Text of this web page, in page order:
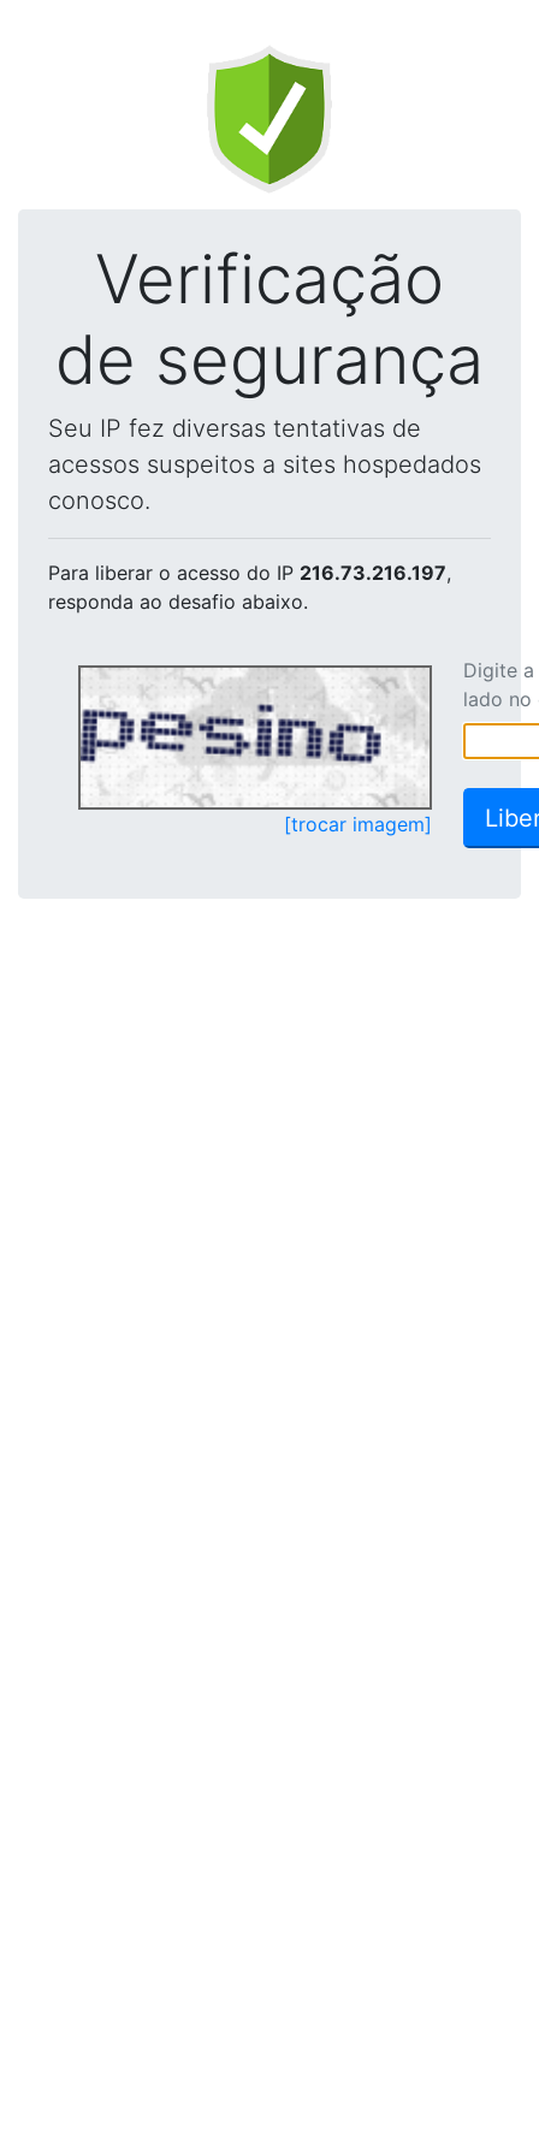
Verificação
de segurança
Seu IP fez diversas tentativas de
acessos suspeitos a sites hospedados
conosco.
Para liberar o acesso do IP 216.73.216.197,
responda ao desafio abaixo.
[trocar imagem]
Digite
lado no